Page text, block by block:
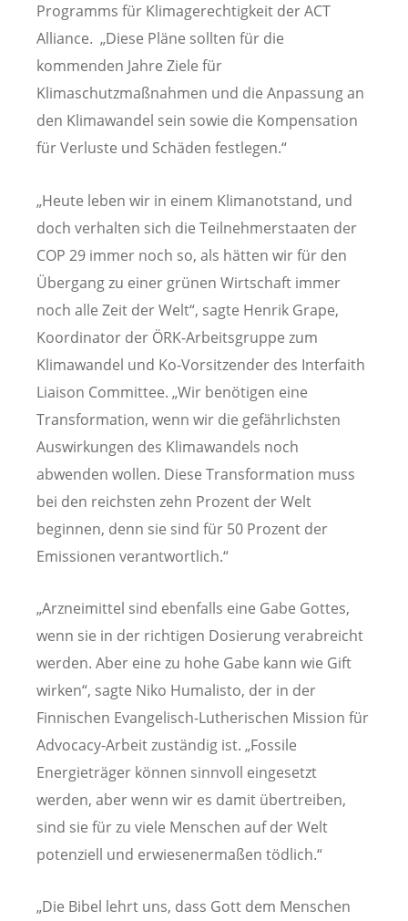
Programms für Klimagerechtigkeit der ACT
Alliance. „Diese Pläne sollten für die
kommenden Jahre Ziele für
Klimaschutzmaßnahmen und die Anpassung an
den Klimawandel sein sowie die Kompensation
für Verluste und Schäden festlegen.“
„Heute leben wir in einem Klimanotstand, und
doch verhalten sich die Teilnehmerstaaten der
COP 29 immer noch so, als hätten wir für den
Übergang zu einer grünen Wirtschaft immer
noch alle Zeit der Welt“, sagte Henrik Grape,
Koordinator der ÖRK-Arbeitsgruppe zum
Klimawandel und Ko-Vorsitzender des Interfaith
Liaison Committee. „Wir benötigen eine
Transformation, wenn wir die gefährlichsten
Auswirkungen des Klimawandels noch
abwenden wollen. Diese Transformation muss
bei den reichsten zehn Prozent der Welt
beginnen, denn sie sind für 50 Prozent der
Emissionen verantwortlich.“
„Arzneimittel sind ebenfalls eine Gabe Gottes,
wenn sie in der richtigen Dosierung verabreicht
werden. Aber eine zu hohe Gabe kann wie Gift
wirken“, sagte Niko Humalisto, der in der
Finnischen Evangelisch-Lutherischen Mission für
Advocacy-Arbeit zuständig ist. „Fossile
Energieträger können sinnvoll eingesetzt
werden, aber wenn wir es damit übertreiben,
sind sie für zu viele Menschen auf der Welt
potenziell und erwiesenermaßen tödlich.“
„Die Bibel lehrt uns, dass Gott dem Menschen